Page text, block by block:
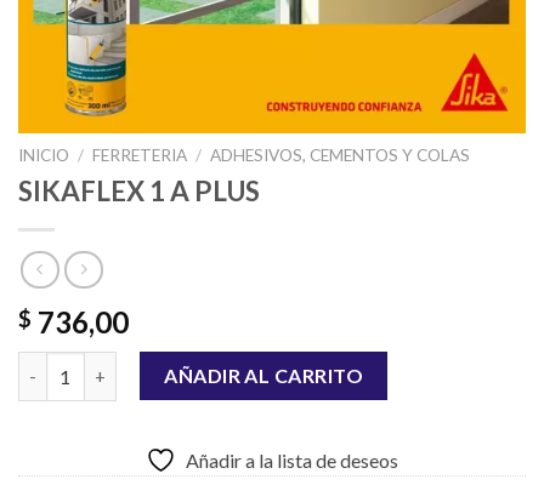
INICIO / FERRETERIA / ADHESIVOS, CEMENTOS Y COLAS
SIKAFLEX 1 A PLUS
$ 736,00
SIKAFLEX 1 A PLUS cantidadAÑADIR AL CARRITO
Añadir a la lista de deseos